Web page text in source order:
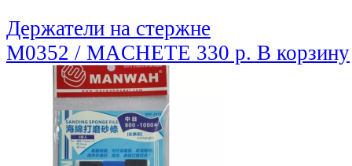
Держатели на стержне
M0352 / MACHETE 330 р. В корзину